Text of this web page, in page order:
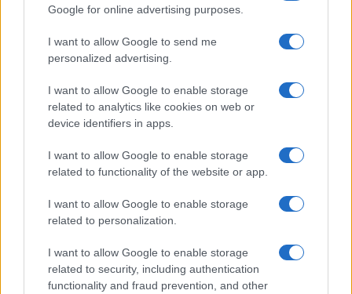
Google for online advertising purposes.
I want to allow Google to send me
personalized advertising.
I want to allow Google to enable storage
related to analytics like cookies on web or
device identifiers in apps.
I want to allow Google to enable storage
related to functionality of the website or app.
I want to allow Google to enable storage
related to personalization.
I want to allow Google to enable storage
related to security, including authentication
functionality and fraud prevention, and other
Guía práctica para entender conflictos
internacionales paso a paso
Domina el arte de evaluar fuentes y mapas,…
INTERNACIONAL